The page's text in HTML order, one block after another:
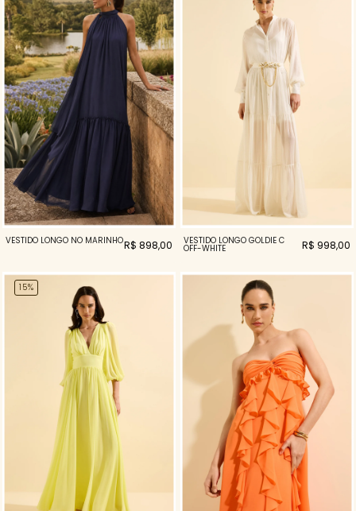
VESTIDO LONGO NÓ MARINHOR$ 898,00 VESTIDO LONGO GOLDIE C
OFF-WHITE R$ 998,00
15%